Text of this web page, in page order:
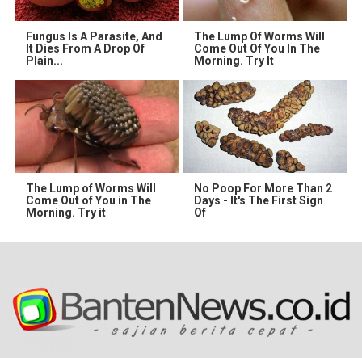
Fungus Is A Parasite, And
It Dies From A Drop Of
Plain...
The Lump Of Worms Will
Come Out Of You In The
Morning. Try It
The Lump of Worms Will
Come Out of You in The
Morning. Try it
No Poop For More Than 2
Days - It's The First Sign
Of